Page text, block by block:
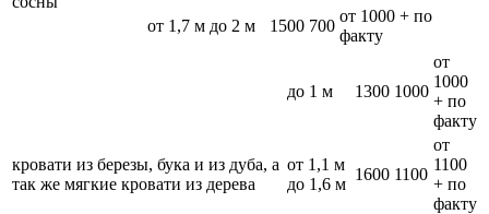
от 1,7 м до 2 м 1500 700
от 1000 + по
факту
кровати из березы, бука и из дуба, а
так же мягкие кровати из дерева
до 1 м 1300 1000
от
1000
+ по
факту
от 1,1 м
до 1,6 м
1600 1100
от
1100
+ по
факту